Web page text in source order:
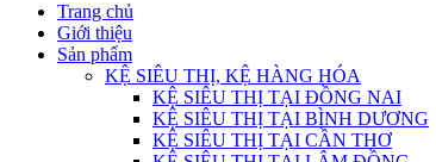
Trang chủ
Giới thiệu
Sản phẩm
KỆ SIÊU THỊ, KỆ HÀNG HÓA
KỆ SIÊU THỊ TẠI ĐỒNG NAI
KỆ SIÊU THỊ TẠI BÌNH DƯƠNG
KỆ SIÊU THỊ TẠI CẦN THƠ